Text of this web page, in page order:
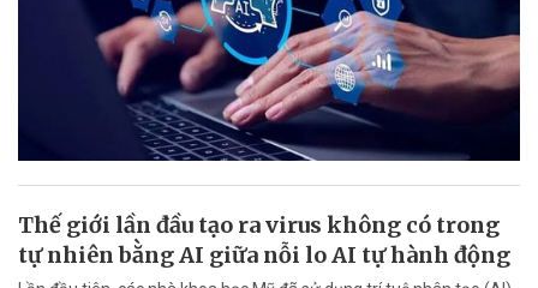
Thế giới lần đầu tạo ra virus không có trong
tự nhiên bằng AI giữa nỗi lo AI tự hành động